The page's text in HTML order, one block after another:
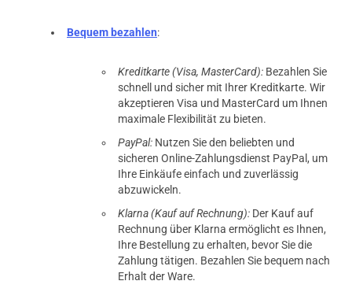
Bequem bezahlen:
Kreditkarte (Visa, MasterCard): Bezahlen Sie
schnell und sicher mit Ihrer Kreditkarte. Wir
akzeptieren Visa und MasterCard um Ihnen
maximale Flexibilität zu bieten.
PayPal: Nutzen Sie den beliebten und
sicheren Online-Zahlungsdienst PayPal, um
Ihre Einkäufe einfach und zuverlässig
abzuwickeln.
Klarna (Kauf auf Rechnung): Der Kauf auf
Rechnung über Klarna ermöglicht es Ihnen,
Ihre Bestellung zu erhalten, bevor Sie die
Zahlung tätigen. Bezahlen Sie bequem nach
Erhalt der Ware.